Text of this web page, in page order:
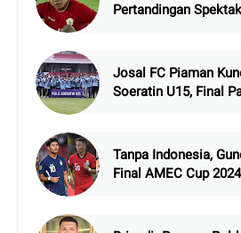
Pertandingan
Josal FC Piaman
Soeratin U15, Final
Tanpa Indonesia,
Final AMEC Cup